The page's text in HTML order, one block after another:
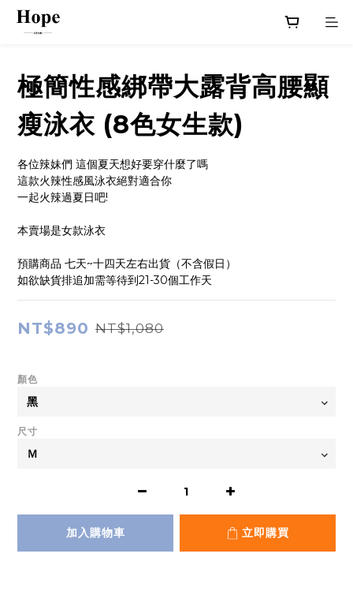
極簡性感綁帶大露背高腰顯
瘦泳衣 (8色女生款)
各位辣妹們 這個夏天想好要穿什麼了嗎
這款火辣性感風泳衣絕對適合你
一起火辣過夏日吧!
本賣場是女款泳衣
預購商品 七天~十四天左右出貨（不含假日）
如欲缺貨排追加需等待到21-30個工作天
NT$890 NT$1,080
顏色
尺寸
加入購物車 立即購買